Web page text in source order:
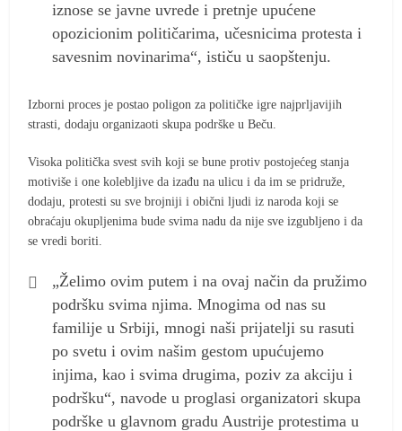
iznose se javne uvrede i pretnje upućene
opozicionim političarima, učesnicima protesta i
savesnim novinarima“, ističu u saopštenju.
Izborni proces je postao poligon za političke igre najprljavijih
strasti, dodaju organizaoti skupa podrške u Beču.
Visoka politička svest svih koji se bune protiv postojećeg stanja
motiviše i one kolebljive da izađu na ulicu i da im se pridruže,
dodaju, protesti su sve brojniji i obični ljudi iz naroda koji se
obraćaju okupljenima bude svima nadu da nije sve izgubljeno i da
se vredi boriti.
„Želimo ovim putem i na ovaj način da pružimo
podršku svima njima. Mnogima od nas su
familije u Srbiji, mnogi naši prijatelji su rasuti
po svetu i ovim našim gestom upućujemo
injima, kao i svima drugima, poziv za akciju i
podršku“, navode u proglasi organizatori skupa
podrške u glavnom gradu Austrije protestima u